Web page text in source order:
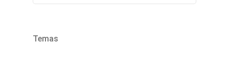
Temas